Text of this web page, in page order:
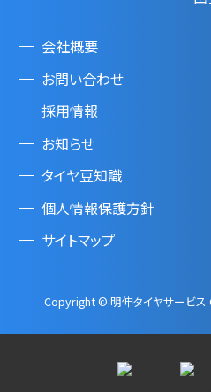
会社概要
お問い合わせ
採用情報
お知らせ
タイヤ豆知識
個人情報保護方針
サイトマップ
Copyright © 明伸タイヤサービ